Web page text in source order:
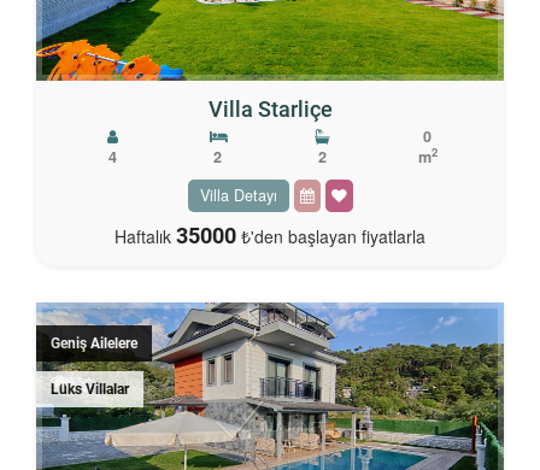
Villa Starliçe
4 2 2
0
m2
Villa Detayı
Haftalık 35000 ₺'den başlayan fiyatlarla
Geniş Ailelere
Lüks Villalar